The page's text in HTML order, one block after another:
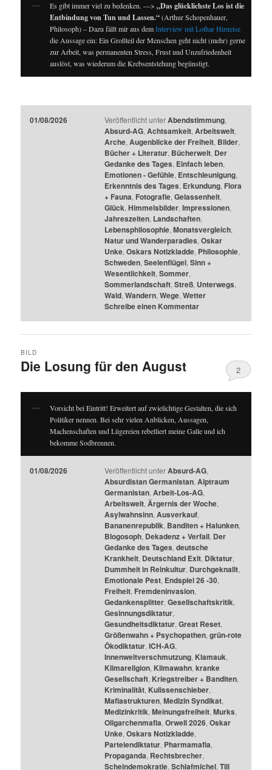
Es gibt immer viel zu bedenken. —> „Das glücklichste Los ist die
Entbindung von Tun und Lassen.“(Arthur Schopenhauer,
Philosoph) – Dazu fällt mir aus demInterview mit Lothar Hirneise
die Aussage ein: Ein Großteil der Menschen geht nicht (mehr) gerne
zur Arbeit, was permanenten Stress, Frust und Unzufriedenheit
auslöst, was wiederum die Krebsentstehung begünstigt.
01/08/2026 Veröffentlicht unter Abendstimmung,
Absurd-AG, Achtsamkeit, Arbeitswelt,
Arche, Augenblicke der Freiheit, Bilder,
Bücher + Literatur, Bücherwelt, Der
Gedanke des Tages, Einfach leben,
Emotionen - Gefühle, Entschleunigung,
Erkenntnis des Tages, Erkundung, Flora
+ Fauna, Fotografie, Gelassenheit,
Glück, Himmelsbilder, Impressionen,
Jahreszeiten, Landschaften,
Lebensphilosophie, Monatsvergleich,
Natur und Wanderparadies, Oskar
Unke, Oskars Notizkladde, Philosophie,
Schweden, Seelenflügel, Sinn +
Wesentlichkeit, Sommer,
Sommerlandschaft, Streß, Unterwegs,
Wald, Wandern, Wege, Wetter
Schreibe einen Kommentar
Die Losung für den August
BILD
2
Vorsicht bei Eintritt! Erweitert auf zwielichtige Gestalten, die sich
Politiker nennen. Bei sehr vielen Anblicken, Aussagen,
Machenschaften und Lügereien rebelliert meine Galle und ich
bekomme Sodbrennen.
01/08/2026 Veröffentlicht unter Absurd-AG,
Absurdistan Germanistan, Alptraum
Germanistan, Arbeit-Los-AG,
Arbeitswelt, Ärgernis der Woche,
Asylwahnsinn, Ausverkauf,
Bananenrepublik, Banditen + Halunken,
Blogosoph, Dekadenz + Verfall, Der
Gedanke des Tages, deutsche
Krankheit, Deutschland Exit, Diktatur,
Dummheit in Reinkultur, Durchgeknallt,
Emotionale Pest, Endspiel 26 -30,
Freiheit, Fremdeninvasion,
Gedankensplitter, Gesellschaftskritik,
Gesinnungsdiktatur,
Gesundheitsdiktatur, Great Reset,
Größenwahn + Psychopathen, grün-rote
Ökodiktatur, ICH-AG,
Innenweltverschmutzung, Klamauk,
Klimareligion, Klimawahn, kranke
Gesellschaft, Kriegstreiber + Banditen,
Kriminalität, Kulissenschieber,
Mafiastrukturen, Medizin Syndikat,
Medizinkritik, Meinungsfreiheit, Murks,
Oligarchenmafia, Orwell 2026, Oskar
Unke, Oskars Notizkladde,
Parteiendiktatur, Pharmamafia,
Propaganda, Rechtsbrecher,
Scheindemokratie, Schlafmichel, Till